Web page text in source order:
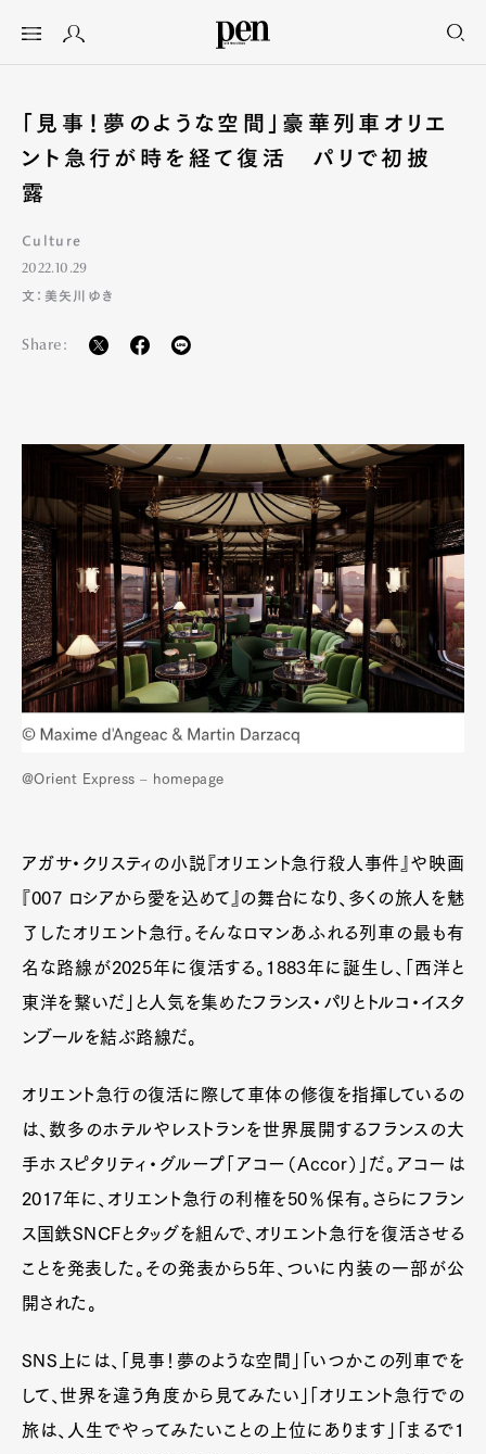
「見事！夢のような空間」豪華列車オリエ
ント急行が時を経て復活 パリで初披
露
Culture
2022.10.29
文：美矢川ゆき
Share:
@Orient Express – homepage
アガサ・クリスティの小説『オリエント急行殺人事件』や映画
『007 ロシアから愛を込めて』の舞台になり、多くの旅人を魅
了したオリエント急行。そんなロマンあふれる列車の最も有
名な路線が2025年に復活する。1883年に誕生し、「西洋と
東洋を繋いだ」と人気を集めたフランス・パリとトルコ・イスタ
ンブールを結ぶ路線だ。
オリエント急行の復活に際して車体の修復を指揮しているの
は、数多のホテルやレストランを世界展開するフランスの大
手ホスピタリティ・グループ「アコー（Accor）」だ。アコーは
2017年に、オリエント急行の利権を50％保有。さらにフラン
ス国鉄SNCFとタッグを組んで、オリエント急行を復活させる
ことを発表した。その発表から5年、ついに内装の一部が公
開された。
SNS上には、「見事！夢のような空間」「いつかこの列車でを
して、世界を違う角度から見てみたい」「オリエント急行での
旅は、人生でやってみたいことの上位にあります」「まるで1